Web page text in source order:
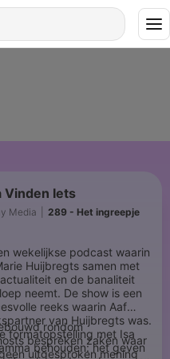
Vinden Iets
Media
289 - Het ingreepje
wekelijkse podcast waarin
Huijbregts samen met
en de banaliteit
neemt. De show is een
reeks waarin Aaf
van Huijbregts was.
formatopstelling met Isa
behouden: het geven
rondom
bespreken zaken waar
uitgesproken mening